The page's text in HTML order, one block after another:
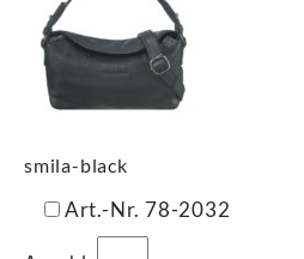
smila-black
Art.-Nr. 78-2032